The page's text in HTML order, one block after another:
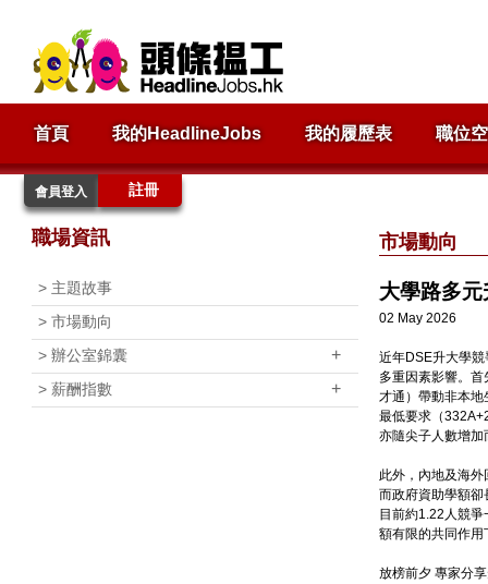
首頁 我的HeadlineJobs 我的履歷表 職位
會員登入 註冊
職場資訊
> 主題故事
> 市場動向
> 辦公室錦囊 +
> 薪酬指數 +
市場動向
大學路多
02 May 2026
近年DSE升大學
多重因素影響。
才通）帶動非本
最低要求（
亦隨尖子人數增
此外，內地及海
而政府資助學額
目前約1.22人競
額有限的共同作
放榜前夕 專家分